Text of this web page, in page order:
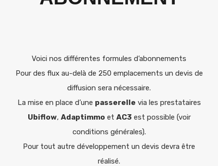
Voici nos différentes formules d’abonnements
Pour des flux au-delà de 250 emplacements un devis de
diffusion sera nécessaire.
La mise en place d’une passerelle via les prestataires
Ubiflow, Adaptimmo et AC3 est possible (voir
conditions générales).
Pour tout autre développement un devis devra être
réalisé.